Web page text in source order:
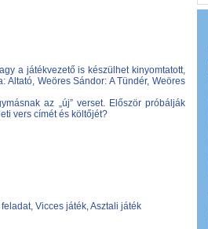
a játékvezető is készülhet kinyomtatott,
Altató, Weöres Sándor: A Tündér, Weöres
az „új” verset. Először próbálják
vers címét és költőjét?
Vicces játék, Asztali játék